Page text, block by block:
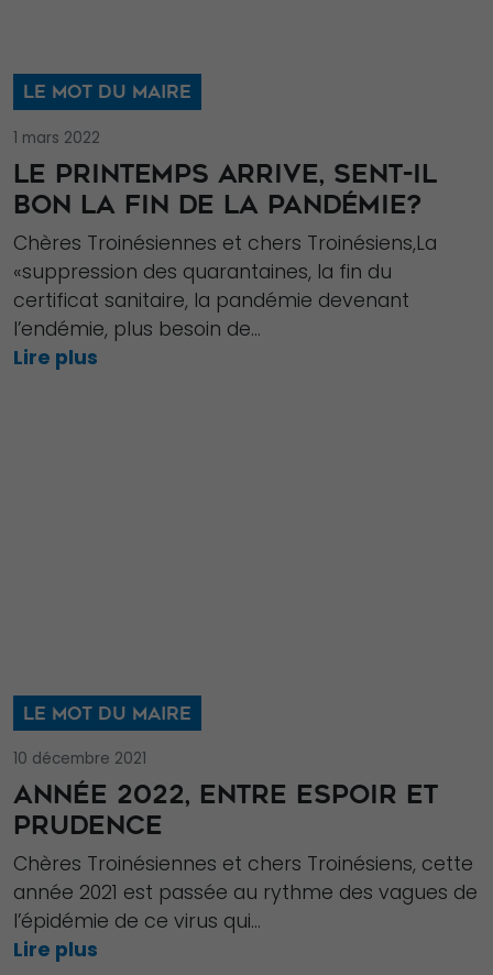
LE MOT DU MAIRE
1 mars 2022
LE PRINTEMPS ARRIVE, SENT-IL
BON LA FIN DE LA PANDÉMIE?
Chères Troinésiennes et chers Troinésiens,La
«suppression des quarantaines, la fin du
certificat sanitaire, la pandémie devenant
l’endémie, plus besoin de...
Lire plus
LE MOT DU MAIRE
10 décembre 2021
ANNÉE 2022, ENTRE ESPOIR ET
PRUDENCE
Chères Troinésiennes et chers Troinésiens, cette
année 2021 est passée au rythme des vagues de
l’épidémie de ce virus qui...
Lire plus